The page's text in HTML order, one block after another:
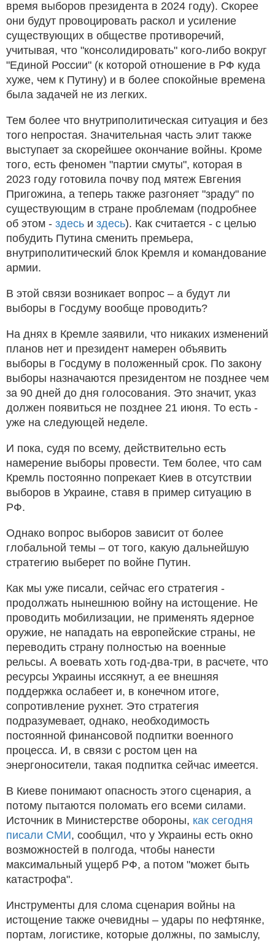
время выборов президента в 2024 году). Скорее
они будут провоцировать раскол и усиление
существующих в обществе противоречий,
учитывая, что "консолидировать" кого-либо вокруг
"Единой России" (к которой отношение в РФ куда
хуже, чем к Путину) и в более спокойные времена
была задачей не из легких.
Тем более что внутриполитическая ситуация и без
того непростая. Значительная часть элит также
выступает за скорейшее окончание войны. Кроме
того, есть феномен "партии смуты", которая в
2023 году готовила почву под мятеж Евгения
Пригожина, а теперь также разгоняет "зраду" по
существующим в стране проблемам (подробнее
об этом - здесь и здесь). Как считается - с целью
побудить Путина сменить премьера,
внутриполитический блок Кремля и командование
армии.
В этой связи возникает вопрос – а будут ли
выборы в Госдуму вообще проводить?
На днях в Кремле заявили, что никаких изменений
планов нет и президент намерен объявить
выборы в Госдуму в положенный срок. По закону
выборы назначаются президентом не позднее чем
за 90 дней до дня голосования. Это значит, указ
должен появиться не позднее 21 июня. То есть -
уже на следующей неделе.
И пока, судя по всему, действительно есть
намерение выборы провести. Тем более, что сам
Кремль постоянно попрекает Киев в отсутствии
выборов в Украине, ставя в пример ситуацию в
РФ.
Однако вопрос выборов зависит от более
глобальной темы – от того, какую дальнейшую
стратегию выберет по войне Путин.
Как мы уже писали, сейчас его стратегия -
продолжать нынешнюю войну на истощение. Не
проводить мобилизации, не применять ядерное
оружие, не нападать на европейские страны, не
переводить страну полностью на военные
рельсы. А воевать хоть год-два-три, в расчете, что
ресурсы Украины иссякнут, а ее внешняя
поддержка ослабеет и, в конечном итоге,
сопротивление рухнет. Это стратегия
подразумевает, однако, необходимость
постоянной финансовой подпитки военного
процесса. И, в связи с ростом цен на
энергоносители, такая подпитка сейчас имеется.
В Киеве понимают опасность этого сценария, а
потому пытаются поломать его всеми силами.
Источник в Министерстве обороны, как сегодня
писали СМИ, сообщил, что у Украины есть окно
возможностей в полгода, чтобы нанести
максимальный ущерб РФ, а потом "может быть
катастрофа".
Инструменты для слома сценария войны на
истощение также очевидны – удары по нефтянке,
портам, логистике, которые должны, по замыслу,